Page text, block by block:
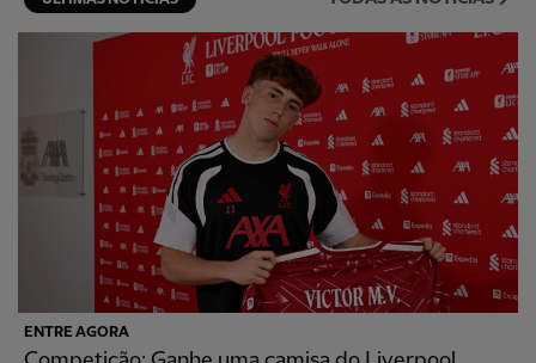
ENTRE AGORA